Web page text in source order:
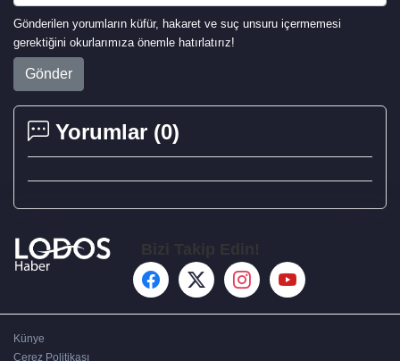
Gönderilen yorumların küfür, hakaret ve suç unsuru içermemesi
gerektiğini okurlarımıza önemle hatırlatırız!
Gönder
Yorumlar (0)
Künye
Çerez Politikası